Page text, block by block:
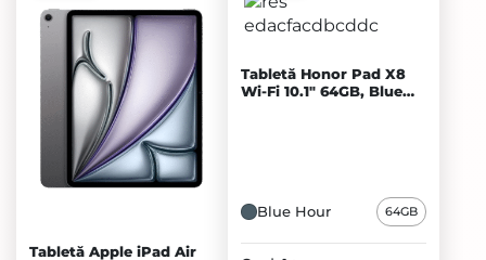
Tabletă Apple iPad Air
Tabletă Honor Pad X8
Wi-Fi 10.1" 64GB, Blue
Blue Hour 64GB